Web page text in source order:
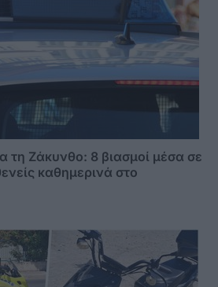
τη Ζάκυνθο: 8 βιασμοί μέσα σε
καθημερινά στο